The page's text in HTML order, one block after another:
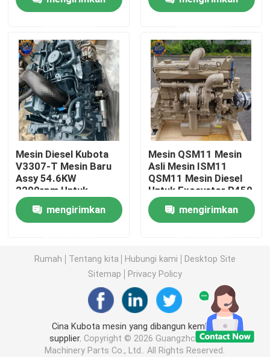
Permintaan Penawaran
Motor penggerak akhir ekskavator
motor ayun ekskavator
Gearbox Perjalanan Ekskavator
Peredam Ayunan Excavator
Pompa hidraulik Assy
Suku Cadang Listrik Ekskavator
Turbocharger ekskavator
pompa roda gigi hidrolik
Mesin Diesel Kubota
V3307-T Mesin Baru
Assy 54.6KW
2200rpm Untuk
Kubota
mengirimkan
Mesin QSM11 Mesin
Asli Mesin ISM11
QSM11 Mesin Diesel
Untuk Excavator R450
mengirimkan
Rumah Tentang kita Hubungi kami
Desktop Site
Sitemap
Privacy Policy
Cina Kubota mesin yang dibangun kembali
supplier. Copyright © 2026 Guangzhou EMB
Machinery Parts Co., Ltd.. All Rights Reserved.